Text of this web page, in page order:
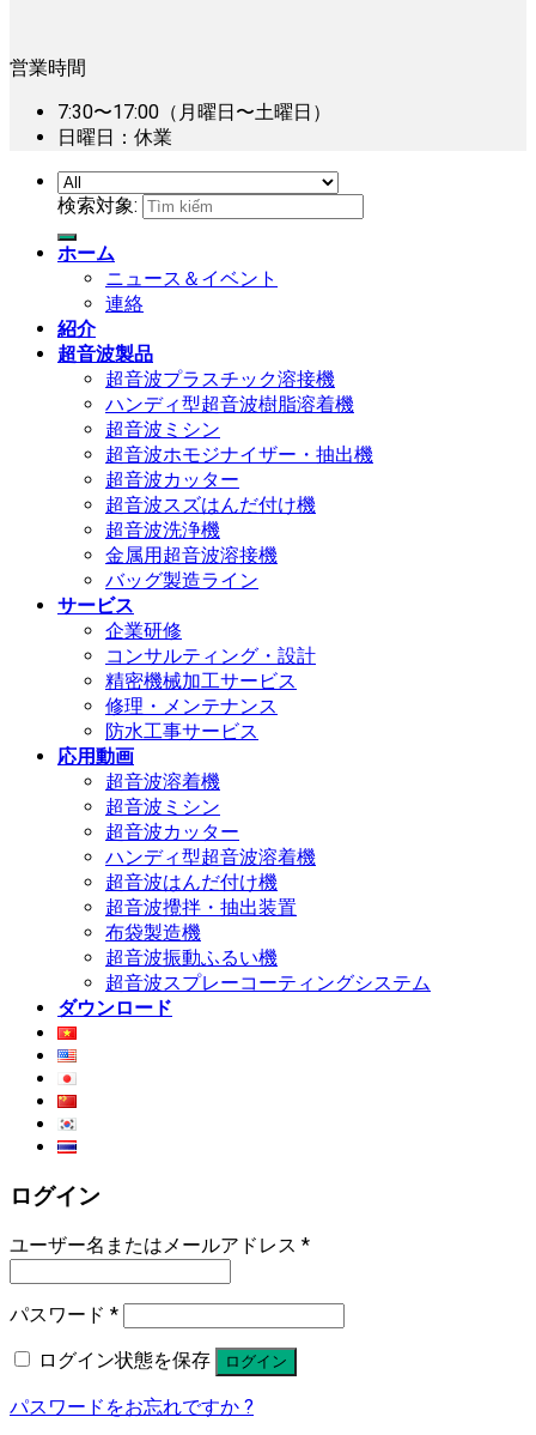
営業時間
7:30〜17:00（月曜日〜土曜日）
日曜日：休業
検索対象:
ホーム
ニュース＆イベント
連絡
紹介
超音波製品
超音波プラスチック溶接機
ハンディ型超音波樹脂溶着機
超音波ミシン
超音波ホモジナイザー・抽出機
超音波カッター
超音波スズはんだ付け機
超音波洗浄機
金属用超音波溶接機
バッグ製造ライン
サービス
企業研修
コンサルティング・設計
精密機械加工サービス
修理・メンテナンス
防水工事サービス
応用動画
超音波溶着機
超音波ミシン
超音波カッター
ハンディ型超音波溶着機
超音波はんだ付け機
超音波攪拌・抽出装置
布袋製造機
超音波振動ふるい機
超音波スプレーコーティングシステム
ダウンロード
ログイン
ユーザー名またはメールアドレス *
パスワード *
ログイン状態を保存
ログイン
パスワードをお忘れですか ?